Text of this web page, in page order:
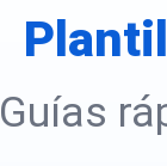
Guías